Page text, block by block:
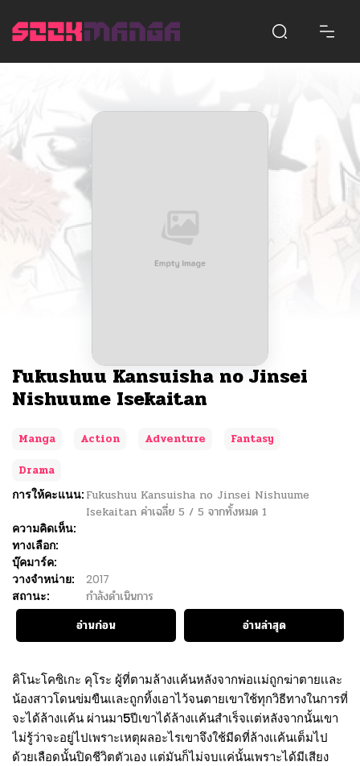
Fukushuu Kansuisha no Jinsei
Nishuume Isekaitan
Manga Action Adventure
Fantasy
Drama
การให้คะแนน: Fukushuu Kansuisha no Jinsei Nishuume
Isekaitan ค่าเฉลี่ย 5 / 5 จากทั้งหมด 1
ความคิดเห็น:
ทางเลือก:
บุ๊คมาร์ค:
วางจำหน่าย:
2017
สถานะ:
กำลังดำเนินการ
อ่านก่อน
อ่านล่าสุด
คิโนะโคซิเกะ คุโระ ผู้ที่ตามล้างเเค้นหลังจากพ่อเเม่ถูกฆ่าตายเเละ
น้องสาวโดนข่มขืนเเละถูกทิ้งเอาไว้จนตายเขาใช้ทุกวิธีทางในการที่
จะได้ล้างเเค้น ผ่านมา5ปีเขาได้ล้างเเค้นสำเร็จเเต่หลังจากนั้นเขา
ไม่รู้ว่าจะอยู่ไปเพราะเหตุผลอะไรเขาจึงใช้มีดที่ล้างเเค้นเต็มไป
ด้วยเลือดนั้นปิดชีวิตตัวเอง เเต่มันก็ไม่จบเเค่นั้นเพราะได้มีเสียง